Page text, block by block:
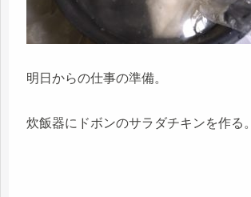
明日からの仕事の準備。
炊飯器にドボンのサラダチキンを作る。